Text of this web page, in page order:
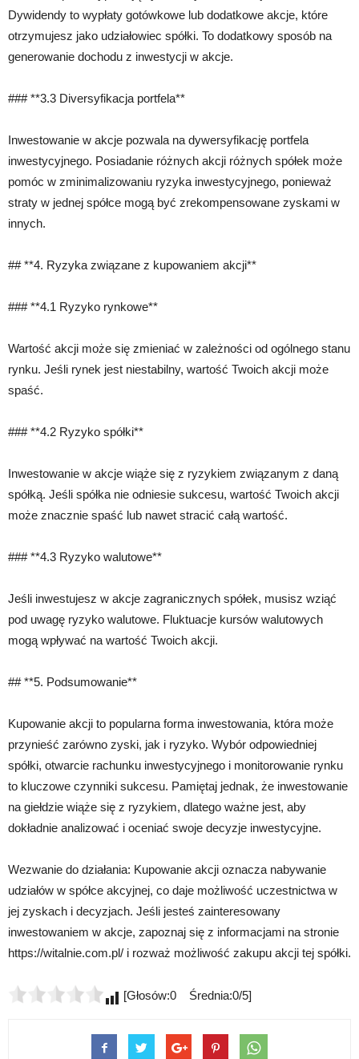
Dywidendy to wypłaty gotówkowe lub dodatkowe akcje, które
otrzymujesz jako udziałowiec spółki. To dodatkowy sposób na
generowanie dochodu z inwestycji w akcje.
### **3.3 Diversyfikacja portfela**
Inwestowanie w akcje pozwala na dywersyfikację portfela
inwestycyjnego. Posiadanie różnych akcji różnych spółek może
pomóc w zminimalizowaniu ryzyka inwestycyjnego, ponieważ
straty w jednej spółce mogą być zrekompensowane zyskami w
innych.
## **4. Ryzyka związane z kupowaniem akcji**
### **4.1 Ryzyko rynkowe**
Wartość akcji może się zmieniać w zależności od ogólnego stanu
rynku. Jeśli rynek jest niestabilny, wartość Twoich akcji może
spaść.
### **4.2 Ryzyko spółki**
Inwestowanie w akcje wiąże się z ryzykiem związanym z daną
spółką. Jeśli spółka nie odniesie sukcesu, wartość Twoich akcji
może znacznie spaść lub nawet stracić całą wartość.
### **4.3 Ryzyko walutowe**
Jeśli inwestujesz w akcje zagranicznych spółek, musisz wziąć
pod uwagę ryzyko walutowe. Fluktuacje kursów walutowych
mogą wpływać na wartość Twoich akcji.
## **5. Podsumowanie**
Kupowanie akcji to popularna forma inwestowania, która może
przynieść zarówno zyski, jak i ryzyko. Wybór odpowiedniej
spółki, otwarcie rachunku inwestycyjnego i monitorowanie rynku
to kluczowe czynniki sukcesu. Pamiętaj jednak, że inwestowanie
na giełdzie wiąże się z ryzykiem, dlatego ważne jest, aby
dokładnie analizować i oceniać swoje decyzje inwestycyjne.
Wezwanie do działania: Kupowanie akcji oznacza nabywanie
udziałów w spółce akcyjnej, co daje możliwość uczestnictwa w
jej zyskach i decyzjach. Jeśli jesteś zainteresowany
inwestowaniem w akcje, zapoznaj się z informacjami na stronie
https://witalnie.com.pl/ i rozważ możliwość zakupu akcji tej spółki.
[Głosów:0 Średnia:0/5]